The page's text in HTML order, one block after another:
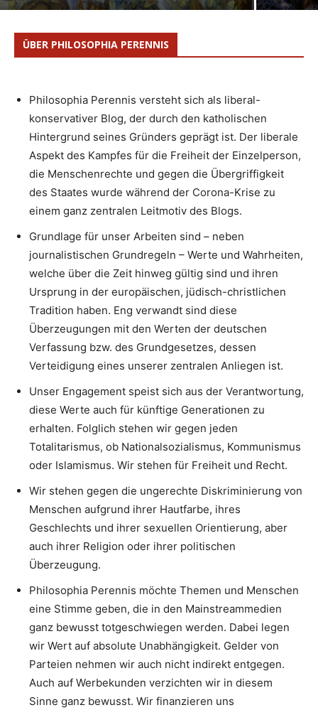
ÜBER PHILOSOPHIA PERENNIS
Philosophia Perennis versteht sich als liberal-
konservativer Blog, der durch den katholischen
Hintergrund seines Gründers geprägt ist. Der liberale
Aspekt des Kampfes für die Freiheit der Einzelperson,
die Menschenrechte und gegen die Übergriffigkeit
des Staates wurde während der Corona-Krise zu
einem ganz zentralen Leitmotiv des Blogs.
Grundlage für unser Arbeiten sind – neben
journalistischen Grundregeln – Werte und Wahrheiten,
welche über die Zeit hinweg gültig sind und ihren
Ursprung in der europäischen, jüdisch-christlichen
Tradition haben. Eng verwandt sind diese
Überzeugungen mit den Werten der deutschen
Verfassung bzw. des Grundgesetzes, dessen
Verteidigung eines unserer zentralen Anliegen ist.
Unser Engagement speist sich aus der Verantwortung,
diese Werte auch für künftige Generationen zu
erhalten. Folglich stehen wir gegen jeden
Totalitarismus, ob Nationalsozialismus, Kommunismus
oder Islamismus. Wir stehen für Freiheit und Recht.
Wir stehen gegen die ungerechte Diskriminierung von
Menschen aufgrund ihrer Hautfarbe, ihres
Geschlechts und ihrer sexuellen Orientierung, aber
auch ihrer Religion oder ihrer politischen
Überzeugung.
Philosophia Perennis möchte Themen und Menschen
eine Stimme geben, die in den Mainstreammedien
ganz bewusst totgeschwiegen werden. Dabei legen
wir Wert auf absolute Unabhängigkeit. Gelder von
Parteien nehmen wir auch nicht indirekt entgegen.
Auch auf Werbekunden verzichten wir in diesem
Sinne ganz bewusst. Wir finanzieren uns